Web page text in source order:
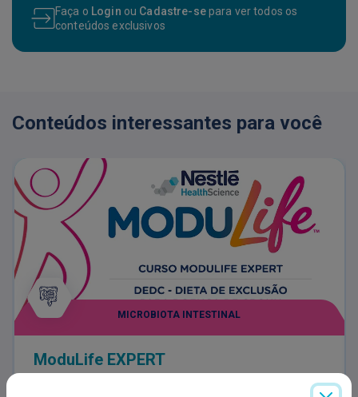
Faça o Login ou Cadastre-separa ver todos os
conteúdos exclusivos
Conteúdos interessantes para você
MICROBIOTA INTESTINAL
ModuLife EXPERT